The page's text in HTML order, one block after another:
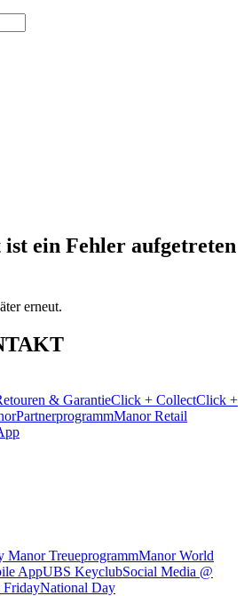
ein Fehler aufgetreten
erneut.
& GarantieClick + CollectClick +
PartnerprogrammManor Retail
Manor TreueprogrammManor World
AppUBS KeyclubSocial Media @
FridayNational Day